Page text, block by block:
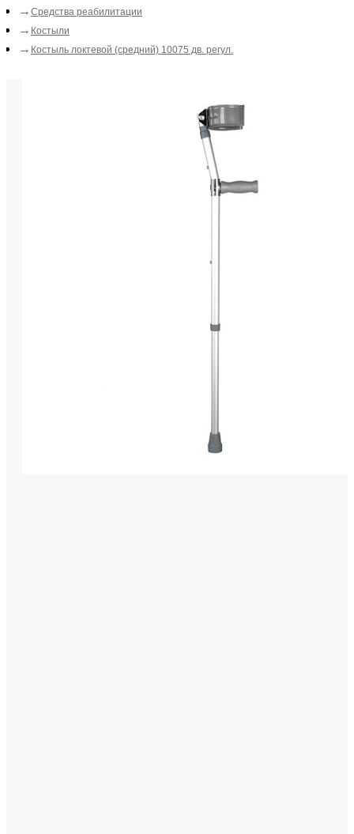
Средства реабилитации
Костыли
Костыль локтевой (средний) 10075 дв. регул.